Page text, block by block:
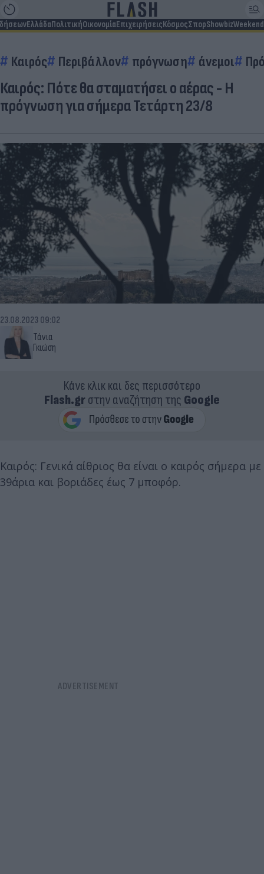
ΕλλάδαΠολιτικήΟικονομίαΕπιχειρήσειςΚόσμοςΣπορShowbizWeekend
Καιρός Περιβάλλον πρόγνωση άνεμοι
Καιρός: Πότε θα σταματήσει ο αέρας - Η
πρόγνωση για σήμερα Τετάρτη 23/8
Τάνια
Γκιώση
23.08.2023 09:02
Κάνε κλικ και δες περισσότερο
Flash.grστην αναζήτηση της Google
Καιρός: Γενικά αίθριος θα είναι ο καιρός σήμερα με
39άρια και βοριάδες έως 7 μποφόρ.